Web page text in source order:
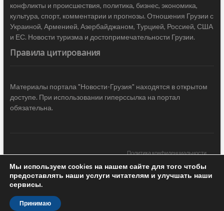
конфликты и происшествия, политика, бизнес, экономика,
культура, спорт, комментарии и прогнозы. Отношения Грузии с
Украиной, Арменией, Азербайджаном, Турцией, Россией, США
и ЕС. Новости туризма и достопримечательности Грузии.
Правила цитирования
Материалы портала "Новости-Грузия" находятся в открытом
доступе. При использовании гиперссылка на портал
обязательна.
Политика конфиденциальности
Новости Грузии| Black Sea Press LTD © 2020 All Rights Reserved /
Design & development —
Мы используем cookies на нашем сайте для того чтобы
предоставлять наши услуги читателям и улучшать наши
сервисы.
Принимаю